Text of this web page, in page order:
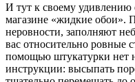
И тут к своему удивлению
магазине «жидкие обои».
неровности, заполняют
вас относительно ровные
помощью штукатурки нет
инструкции: высыпать